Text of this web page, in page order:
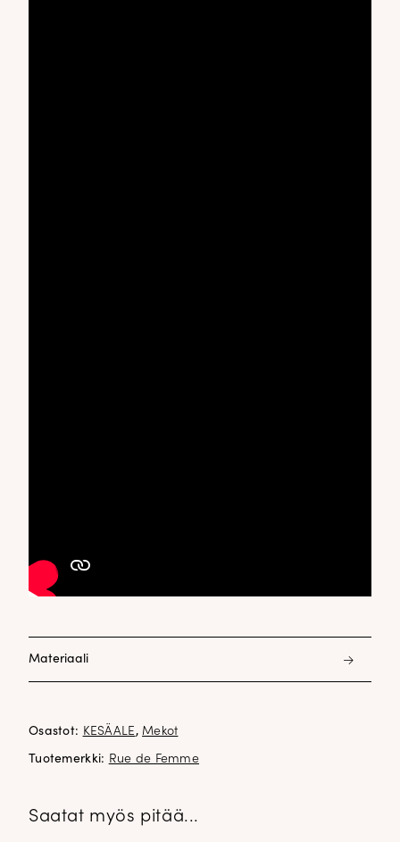
Materiaali
vuori 100% viskoosi
Osastot: KESÄALE, Mekot
Tuotemerkki: Rue de Femme
Saatat myös pitää...